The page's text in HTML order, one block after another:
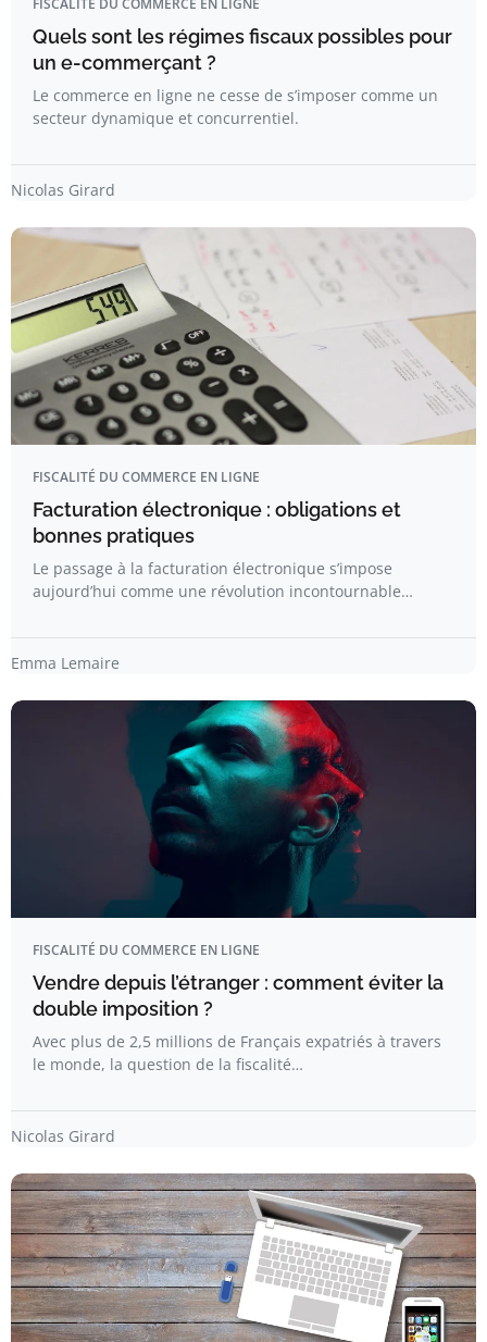
FISCALITÉ DU COMMERCE EN LIGNE
Quels sont les régimes fiscaux possibles pour
un e-commerçant ?
Le commerce en ligne ne cesse de s’imposer comme un
secteur dynamique et concurrentiel.
Nicolas Girard
FISCALITÉ DU COMMERCE EN LIGNE
Facturation électronique : obligations et
bonnes pratiques
Le passage à la facturation électronique s’impose
aujourd’hui comme une révolution incontournable…
Emma Lemaire
FISCALITÉ DU COMMERCE EN LIGNE
Vendre depuis l’étranger : comment éviter la
double imposition ?
Avec plus de 2,5 millions de Français expatriés à travers
le monde, la question de la fiscalité…
Nicolas Girard